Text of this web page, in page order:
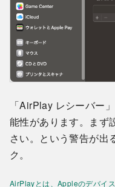
「AirPlay レシーバー
能性があります。まず
さい。という警告が出
ク。
AirPlayとは、Appleのデバイ